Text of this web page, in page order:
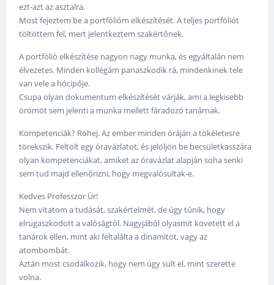
ezt-azt az asztalra.
Most fejeztem be a portfólióm elkészítését. A teljes portfóliót
töltöttem fel, mert jelentkeztem szakértőnek.
A portfólió elkészítése nagyon nagy munka, és egyáltalán nem
élvezetes. Minden kollégám panaszkodik rá, mindenkinek tele
van vele a hócipője.
Csupa olyan dokumentum elkészítését várják, ami a legkisebb
örömöt sem jelenti a munka mellett fáradozó tanárnak.
Kompetenciák? Röhej. Az ember minden óráján a tökéletesre
törekszik. Feltölt egy óravázlatot, és jelöljön be becsületkasszára
olyan kompetenciákat, amiket az óravázlat alapján soha senki
sem tud majd ellenőrizni, hogy megvalósultak-e.
Kedves Professzor Úr!
Nem vitatom a tudását, szakértelmét, de úgy tűnik, hogy
elrugaszkodott a valóságtól. Nagyjából olyasmit követett el a
tanárok ellen, mint aki feltalálta a dinamitot, vagy az
atombombát.
Aztán most csodálkozik, hogy nem úgy sült el, mint szerette
volna.